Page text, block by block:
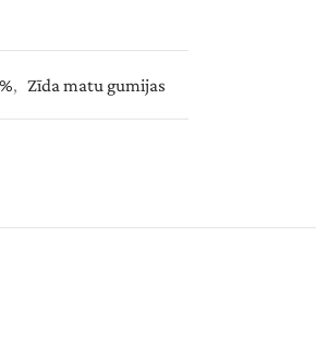
, Zīda matu gumijas